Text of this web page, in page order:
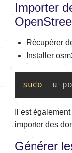
Importer
Récupérer
Installer
sudo -u
Il est
importer des
Générer